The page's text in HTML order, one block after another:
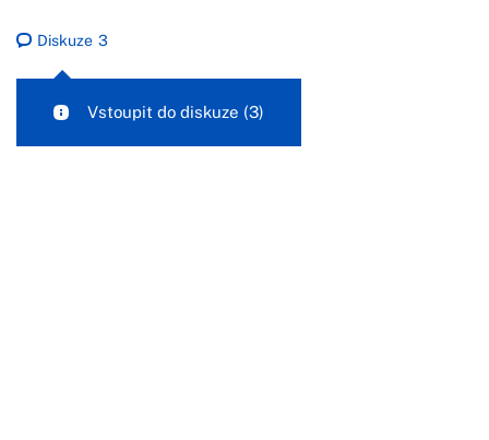
Diskuze 3
Vstoupit do diskuze (3)